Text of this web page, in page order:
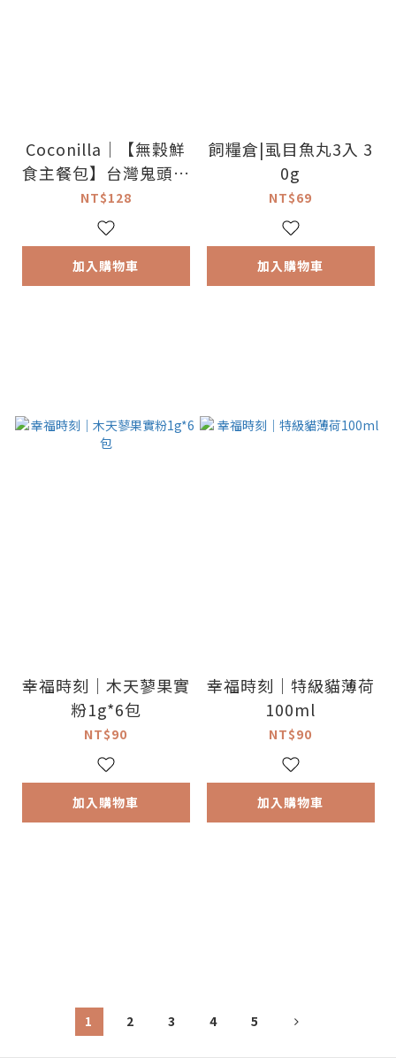
Coconilla｜【無穀鮮
食主餐包】台灣鬼頭刀
150g
NT$128
加入購物車
飼糧倉|虱目魚丸3入 3
0g
NT$69
加入購物車
幸福時刻｜木天蓼果實
粉1g*6包
NT$90
加入購物車
幸福時刻｜特級貓薄荷
100ml
NT$90
加入購物車
1 2 3 4 5